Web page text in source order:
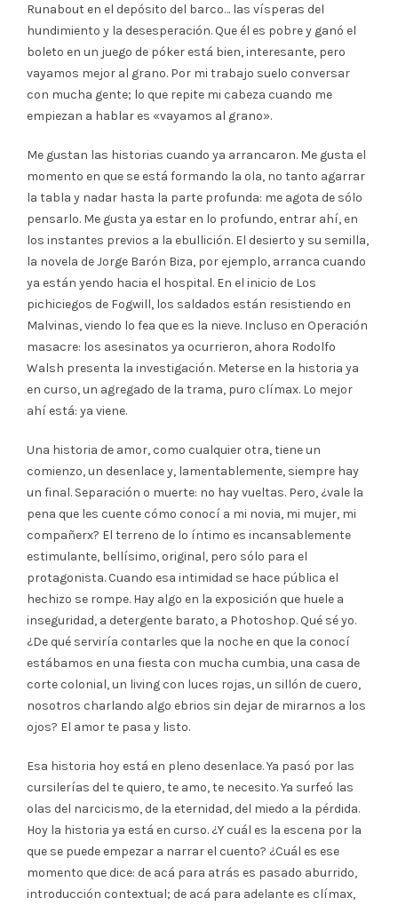
Runabout en el depósito del barco… las vísperas del
hundimiento y la desesperación. Que él es pobre y ganó el
boleto en un juego de póker está bien, interesante, pero
vayamos mejor al grano. Por mi trabajo suelo conversar
con mucha gente; lo que repite mi cabeza cuando me
empiezan a hablar es «vayamos al grano».
Me gustan las historias cuando ya arrancaron. Me gusta el
momento en que se está formando la ola, no tanto agarrar
la tabla y nadar hasta la parte profunda: me agota de sólo
pensarlo. Me gusta ya estar en lo profundo, entrar ahí, en
los instantes previos a la ebullición. El desierto y su semilla,
la novela de Jorge Barón Biza, por ejemplo, arranca cuando
ya están yendo hacia el hospital. En el inicio de Los
pichiciegos de Fogwill, los saldados están resistiendo en
Malvinas, viendo lo fea que es la nieve. Incluso en Operación
masacre: los asesinatos ya ocurrieron, ahora Rodolfo
Walsh presenta la investigación. Meterse en la historia ya
en curso, un agregado de la trama, puro clímax. Lo mejor
ahí está: ya viene.
Una historia de amor, como cualquier otra, tiene un
comienzo, un desenlace y, lamentablemente, siempre hay
un final. Separación o muerte: no hay vueltas. Pero, ¿vale la
pena que les cuente cómo conocí a mi novia, mi mujer, mi
compañerx? El terreno de lo íntimo es incansablemente
estimulante, bellísimo, original, pero sólo para el
protagonista. Cuando esa intimidad se hace pública el
hechizo se rompe. Hay algo en la exposición que huele a
inseguridad, a detergente barato, a Photoshop. Qué sé yo.
¿De qué serviría contarles que la noche en que la conocí
estábamos en una fiesta con mucha cumbia, una casa de
corte colonial, un living con luces rojas, un sillón de cuero,
nosotros charlando algo ebrios sin dejar de mirarnos a los
ojos? El amor te pasa y listo.
Esa historia hoy está en pleno desenlace. Ya pasó por las
cursilerías del te quiero, te amo, te necesito. Ya surfeó las
olas del narcicismo, de la eternidad, del miedo a la pérdida.
Hoy la historia ya está en curso. ¿Y cuál es la escena por la
que se puede empezar a narrar el cuento? ¿Cuál es ese
momento que dice: de acá para atrás es pasado aburrido,
introducción contextual; de acá para adelante es clímax,